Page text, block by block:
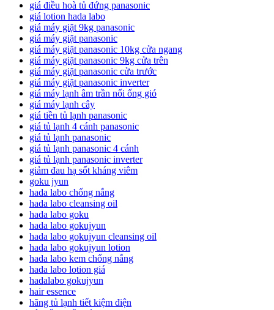
giá điều hoà tủ đứng panasonic
giá lotion hada labo
giá máy giặt 9kg panasonic
giá máy giặt panasonic
giá máy giặt panasonic 10kg cửa ngang
giá máy giặt panasonic 9kg cửa trên
giá máy giặt panasonic cửa trước
giá máy giặt panasonic inverter
giá máy lạnh âm trần nối ống gió
giá máy lạnh cây
giá tiền tủ lạnh panasonic
giá tủ lạnh 4 cánh panasonic
giá tủ lạnh panasonic
giá tủ lạnh panasonic 4 cánh
giá tủ lạnh panasonic inverter
giảm đau hạ sốt kháng viêm
goku jyun
hada labo chống nắng
hada labo cleansing oil
hada labo goku
hada labo gokujyun
hada labo gokujyun cleansing oil
hada labo gokujyun lotion
hada labo kem chống nắng
hada labo lotion giá
hadalabo gokujyun
hair essence
hãng tủ lạnh tiết kiệm điện